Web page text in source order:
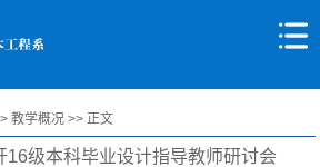
教学概况 >> 正文
16级本科毕业设计指导教师研讨会